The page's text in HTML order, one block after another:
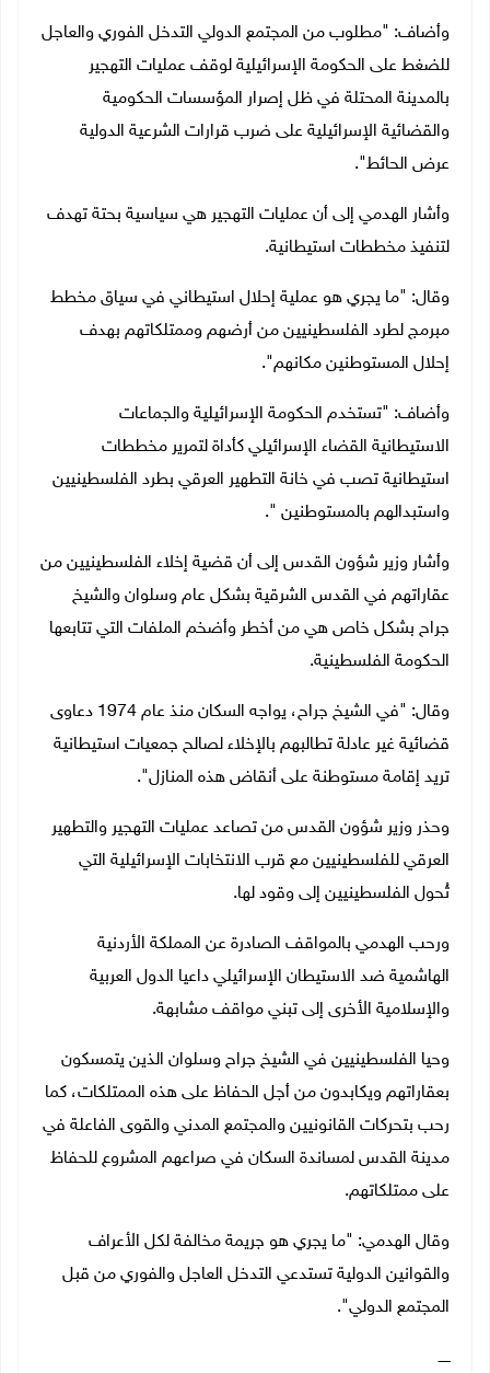
وأضاف: "مطلوب من المجتمع الدولي التدخل الفوري والعاجل
للضغط على الحكومة الإسرائيلية لوقف عمليات التهجير
بالمدينة المحتلة في ظل إصرار المؤسسات الحكومية
والقضائية الإسرائيلية على ضرب قرارات الشرعية الدولية
عرض الحائط".
وأشار الهدمي إلى أن عمليات التهجير هي سياسية بحتة تهدف
لتنفيذ مخططات استيطانية.
وقال: "ما يجري هو عملية إحلال استيطاني في سياق مخطط
مبرمج لطرد الفلسطينيين من أرضهم وممتلكاتهم بهدف
إحلال المستوطنين مكانهم".
وأضاف: "تستخدم الحكومة الإسرائيلية والجماعات
الاستيطانية القضاء الإسرائيلي كأداة لتمرير مخططات
استيطانية تصب في خانة التطهير العرقي بطرد الفلسطينيين
واستبدالهم بالمستوطنين ".
وأشار وزير شؤون القدس إلى أن قضية إخلاء الفلسطينيين من
عقاراتهم في القدس الشرقية بشكل عام وسلوان والشيخ
جراح بشكل خاص هي من أخطر وأضخم الملفات التي تتابعها
الحكومة الفلسطينية.
وقال: "في الشيخ جراح، يواجه السكان منذ عام 1974 دعاوى
قضائية غير عادلة تطالبهم بالإخلاء لصالح جمعيات استيطانية
تريد إقامة مستوطنة على أنقاض هذه المنازل".
وحذر وزير شؤون القدس من تصاعد عمليات التهجير والتطهير
العرقي للفلسطينيين مع قرب الانتخابات الإسرائيلية التي
تُحول الفلسطينيين إلى وقود لها.
ورحب الهدمي بالمواقف الصادرة عن المملكة الأردنية
الهاشمية ضد الاستيطان الإسرائيلي داعيا الدول العربية
والإسلامية الأخرى إلى تبني مواقف مشابهة.
وحيا الفلسطينيين في الشيخ جراح وسلوان الذين يتمسكون
بعقاراتهم ويكابدون من أجل الحفاظ على هذه الممتلكات، كما
رحب بتحركات القانونيين والمجتمع المدني والقوى الفاعلة في
مدينة القدس لمساندة السكان في صراعهم المشروع للحفاظ
على ممتلكاتهم.
وقال الهدمي: "ما يجري هو جريمة مخالفة لكل الأعراف
والقوانين الدولية تستدعي التدخل العاجل والفوري من قبل
المجتمع الدولي".
ـــــ